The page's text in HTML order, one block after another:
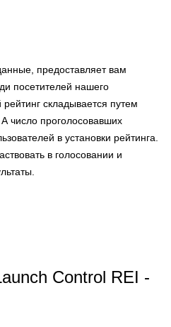
предоставляет вам
посетителей нашего
складывается путем
число проголосовавших
в установки рейтинга.
в голосовании и
Control REI -